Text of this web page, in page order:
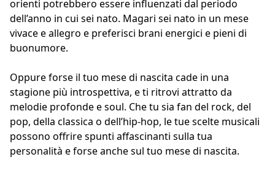
orienti potrebbero essere influenzati dal periodo
dell’anno in cui sei nato. Magari sei nato in un mese
vivace e allegro e preferisci brani energici e pieni di
buonumore.
Oppure forse il tuo mese di nascita cade in una
stagione più introspettiva, e ti ritrovi attratto da
melodie profonde e soul. Che tu sia fan del rock, del
pop, della classica o dell’hip-hop, le tue scelte musicali
possono offrire spunti affascinanti sulla tua
personalità e forse anche sul tuo mese di nascita.